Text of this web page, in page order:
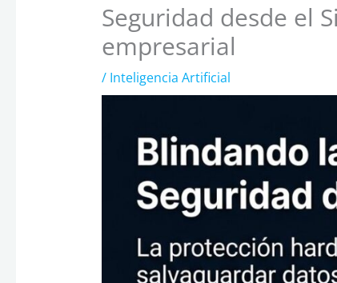
Seguridad desde el
empresarial
/ Inteligencia Artificial